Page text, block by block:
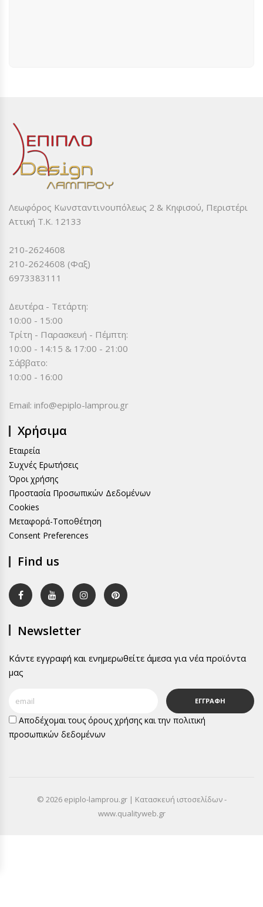
Λεωφόρος Κωνσταντινουπόλεως 2 & Κηφισού, Περιστέρι
Αττική Τ.Κ. 12133
210-2624608
210-2624608 (Φαξ)
6973383111
Δευτέρα - Τετάρτη:
10:00 - 15:00
Τρίτη - Παρασκευή - Πέμπτη:
10:00 - 14:15 & 17:00 - 21:00
Σάββατο:
10:00 - 16:00
Email: info@epiplo-lamprou.gr
Χρήσιμα
Εταιρεία
Συχνές Ερωτήσεις
Όροι χρήσης
Προστασία Προσωπικών Δεδομένων
Cookies
Μεταφορά-Τοποθέτηση
Consent Preferences
Find us
Newsletter
Κάντε εγγραφή και ενημερωθείτε άμεσα για νέα προϊόντα
μας
ΕΓΓΡΑΦΗ
Αποδέχομαι τους όρους χρήσης και την πολιτική
προσωπικών δεδομένων
© 2026 epiplo-lamprou.gr | Κατασκευή ιστοσελίδων -
www.qualityweb.gr